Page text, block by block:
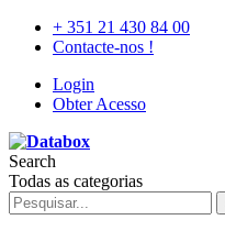
+ 351 21 430 84 00
Contacte-nos !
Login
Obter Acesso
Search
Todas as categorias